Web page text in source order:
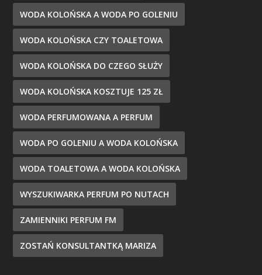
WODA KOLOŃSKA A WODA PO GOLENIU
WODA KOLOŃSKA CZY TOALETOWA
WODA KOLOŃSKA DO CZEGO SŁUŻY
WODA KOLOŃSKA KOSZTUJE 125 ZŁ
WODA PERFUMOWANA A PERFUM
WODA PO GOLENIU A WODA KOLOŃSKA
WODA TOALETOWA A WODA KOLOŃSKA
WYSZUKIWARKA PERFUM PO NUTACH
ZAMIENNIKI PERFUM FM
ZOSTAŃ KONSULTANTKĄ MARIZA